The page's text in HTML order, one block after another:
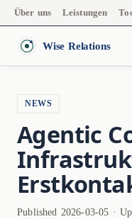
Über uns Leistungen
Wise Relations
NEWS
Agentic
Published 2026-03-05 ·